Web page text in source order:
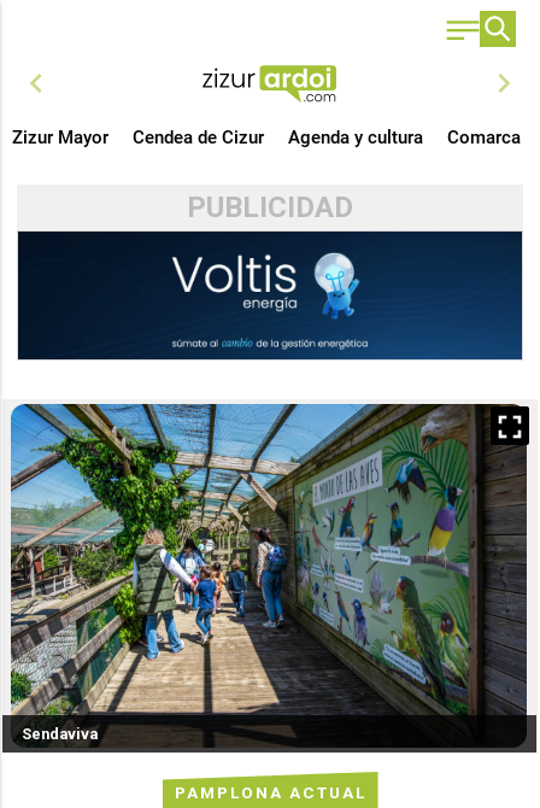
chevron_left chevron_right
Zizur Mayor Cendea de Cizur Agenda y cultura Comarca
PUBLICIDAD
PAMPLONA ACTUAL
Sendaviva